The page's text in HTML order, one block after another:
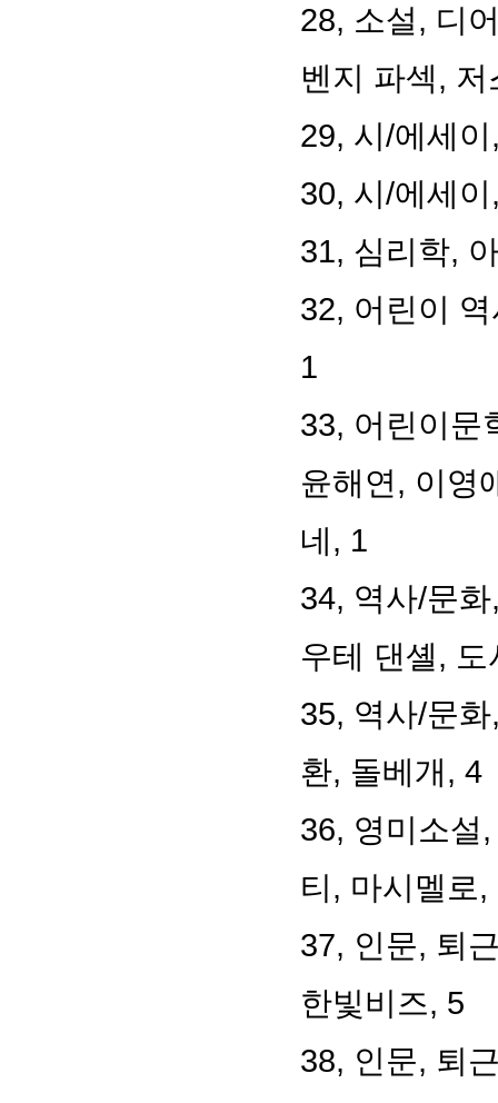
28, 소설, 디
벤지 파섹,
29, 시/에세
30, 시/에세
31, 심리학,
32, 어린이
1
33, 어린이문
윤해연, 이영
네, 1
34, 역사/문
우테 댄셸,
35, 역사/문
환, 돌베개, 4
36, 영미소설
티, 마시멜로,
37, 인문, 퇴
한빛비즈, 5
38, 인문, 퇴